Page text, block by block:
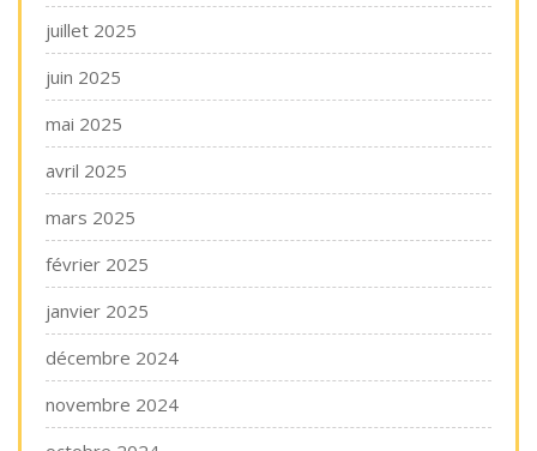
juillet 2025
juin 2025
mai 2025
avril 2025
mars 2025
février 2025
janvier 2025
décembre 2024
novembre 2024